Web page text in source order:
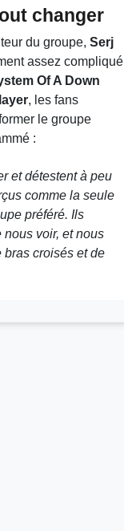
changer
du groupe, Serj
assez compliqué
Of A Down
, les fans
le groupe
:
et détestent à peu
comme la seule
préféré. Ils
nous voir, et nous
bras croisés et de